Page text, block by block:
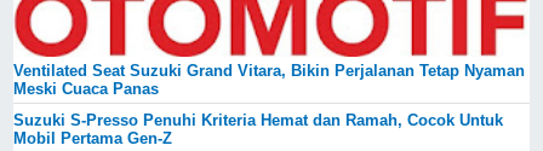
Ventilated Seat Suzuki Grand Vitara, Bikin Perjalanan Tetap Nyaman
Meski Cuaca Panas
Suzuki S-Presso Penuhi Kriteria Hemat dan Ramah, Cocok Untuk
Mobil Pertama Gen-Z